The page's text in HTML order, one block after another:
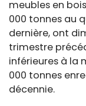
meubles en
000 tonnes au
dernière, ont
trimestre
inférieures à la
000 tonnes
décennie.